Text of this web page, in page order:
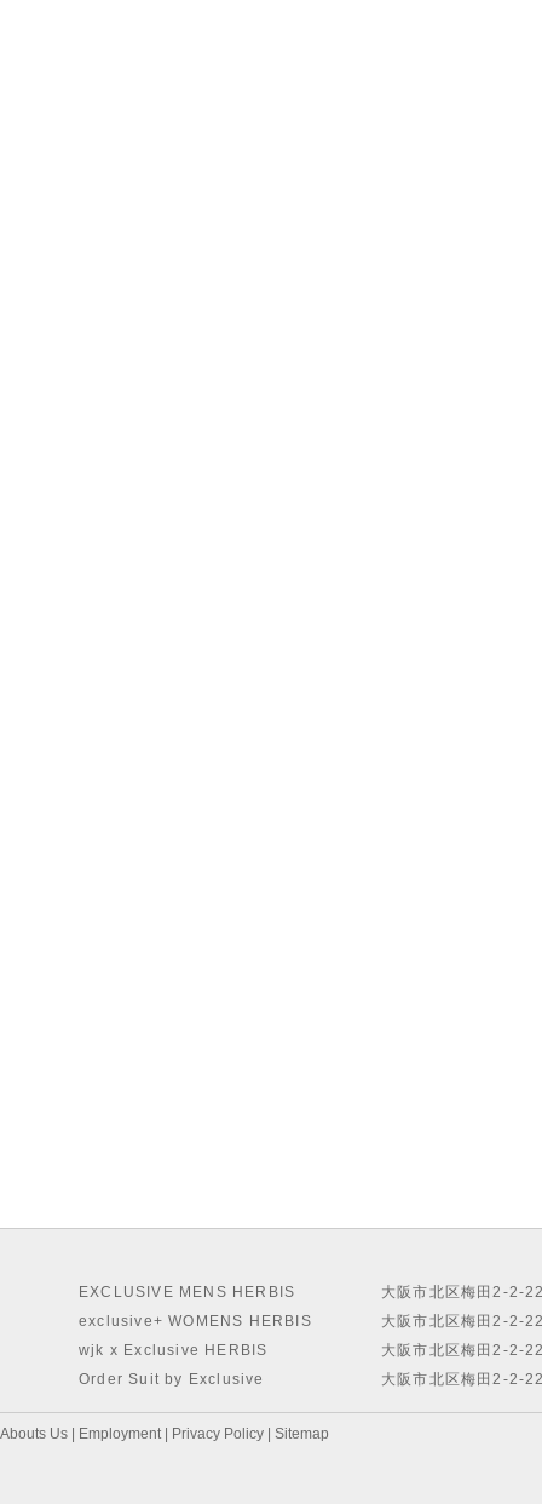
EXCLUSIVE MENS HERBIS
exclusive+ WOMENS HERBIS
wjk x Exclusive HERBIS
Order Suit by Exclusive
大阪市北区梅田2-2-
大阪市北区梅田2-2-
大阪市北区梅田2-2-
大阪市北区梅田2-2-
Abouts Us Employment| Privacy Policy Sitemap